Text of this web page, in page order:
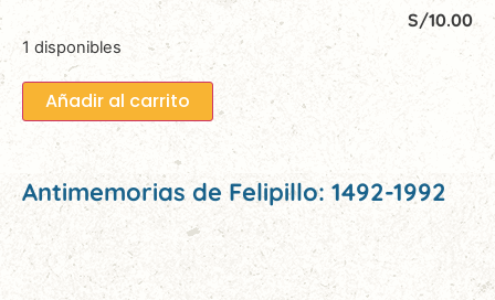
S/10.00
1 disponibles
Añadir al carrito
Antimemorias de Felipillo: 1492-1992